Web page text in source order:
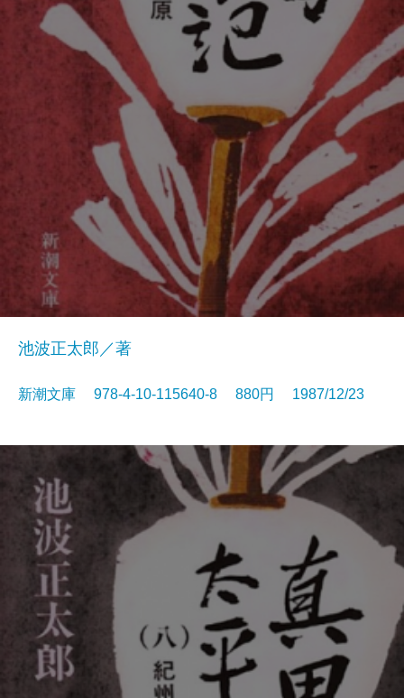
池波正太郎／著
新潮文庫 978-4-10-115640-8 880円 1987/12/23